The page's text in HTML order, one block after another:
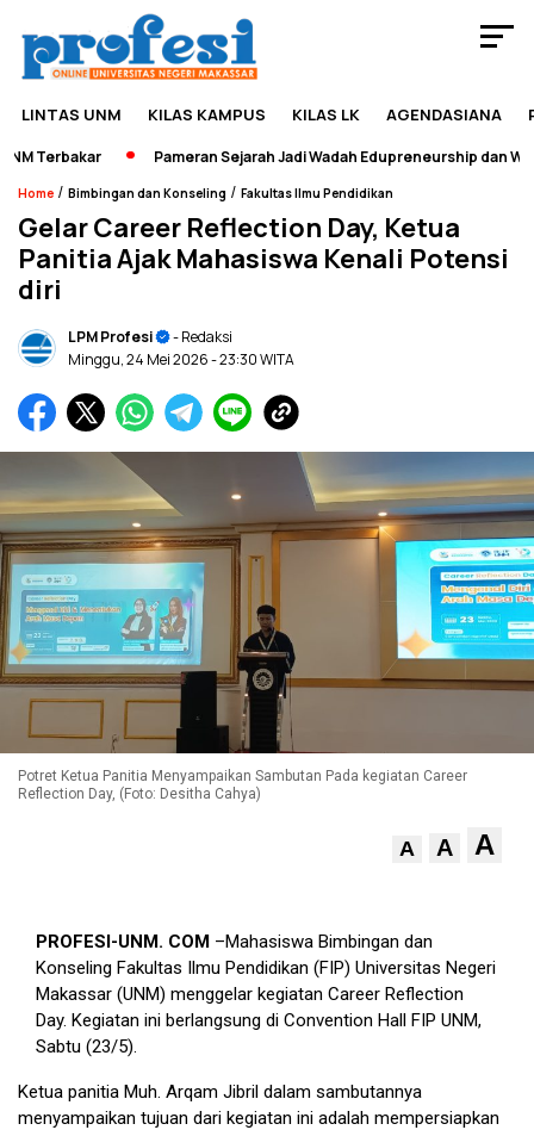
LINTAS UNM KILAS KAMPUS KILAS LK AGENDASIANA
Terbakar Pameran Sejarah Jadi Wadah Edupreneurship dan Wisata
Home / Bimbingan dan Konseling / Fakultas Ilmu Pendidikan
Gelar Career Reflection Day, Ketua
Panitia Ajak Mahasiswa Kenali Potensi
diri
LPM Profesi
- Redaksi
Minggu, 24 Mei 2026- 23:30 WITA
Potret Ketua Panitia Menyampaikan Sambutan Pada kegiatan Career
Reflection Day, (Foto: Desitha Cahya)
A A A
PROFESI-UNM. COM –Mahasiswa Bimbingan dan
Konseling Fakultas Ilmu Pendidikan (FIP) Universitas Negeri
Makassar (UNM) menggelar kegiatan Career Reflection
Day. Kegiatan ini berlangsung di Convention Hall FIP UNM,
Sabtu (23/5).
Ketua panitia Muh. Arqam Jibril dalam sambutannya
menyampaikan tujuan dari kegiatan ini adalah mempersiapkan